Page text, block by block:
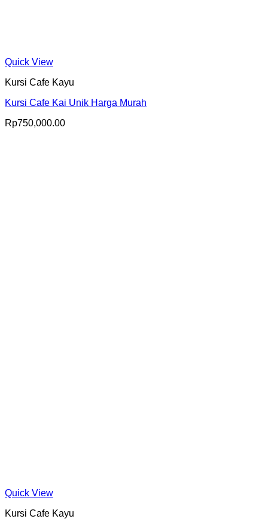
Quick View
Kursi Cafe Kayu
Kursi Cafe Kai Unik Harga Murah
Rp750,000.00
Quick View
Kursi Cafe Kayu